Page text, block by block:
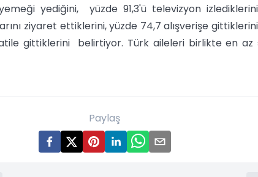
yediğini, yüzde 91,3'ü televizyon
ziyaret ettiklerini, yüzde 74,7 alışverişe
tatile gittiklerini belirtiyor. Türk aileleri birlikte en
Paylaş